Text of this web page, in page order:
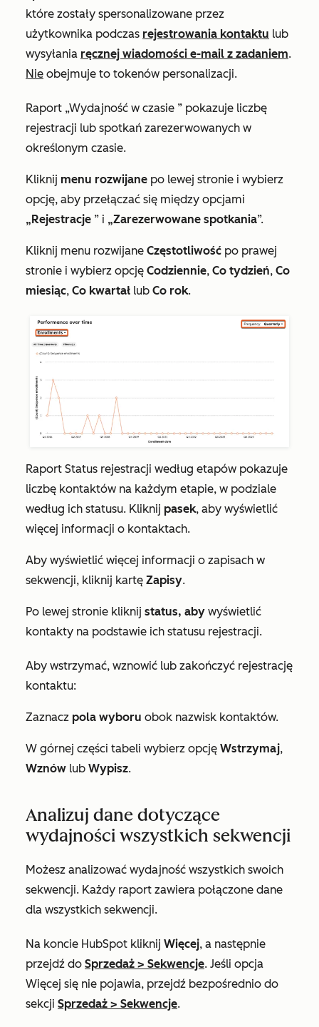
które zostały spersonalizowane przez
użytkownika podczas rejestrowania kontaktu lub
wysyłania ręcznej wiadomości e-mail z zadaniem.
Nie obejmuje to tokenów personalizacji.
Raport „Wydajność w czasie ” pokazuje liczbę
rejestracji lub spotkań zarezerwowanych w
określonym czasie.
Kliknij menu rozwijane po lewej stronie i wybierz
opcję, aby przełączać się między opcjami
„Rejestracje ” i „Zarezerwowane spotkania”.
Kliknij menu rozwijane Częstotliwość po prawej
stronie i wybierz opcję Codziennie, Co tydzień, Co
miesiąc, Co kwartał lub Co rok.
Raport Status rejestracji według etapów pokazuje
liczbę kontaktów na każdym etapie, w podziale
według ich statusu. Kliknij pasek, aby wyświetlić
więcej informacji o kontaktach.
Aby wyświetlić więcej informacji o zapisach w
sekwencji, kliknij kartę Zapisy.
Po lewej stronie kliknij status, aby wyświetlić
kontakty na podstawie ich statusu rejestracji.
Aby wstrzymać, wznowić lub zakończyć rejestrację
kontaktu:
Zaznacz pola wyboru obok nazwisk kontaktów.
W górnej części tabeli wybierz opcję Wstrzymaj,
Wznów lub Wypisz.
Analizuj dane dotyczące
wydajności wszystkich sekwencji
Możesz analizować wydajność wszystkich swoich
sekwencji. Każdy raport zawiera połączone dane
dla wszystkich sekwencji.
Na koncie HubSpot kliknij Więcej, a następnie
przejdź do Sprzedaż > Sekwencje. Jeśli opcja
Więcej się nie pojawia, przejdź bezpośrednio do
sekcji Sprzedaż > Sekwencje.